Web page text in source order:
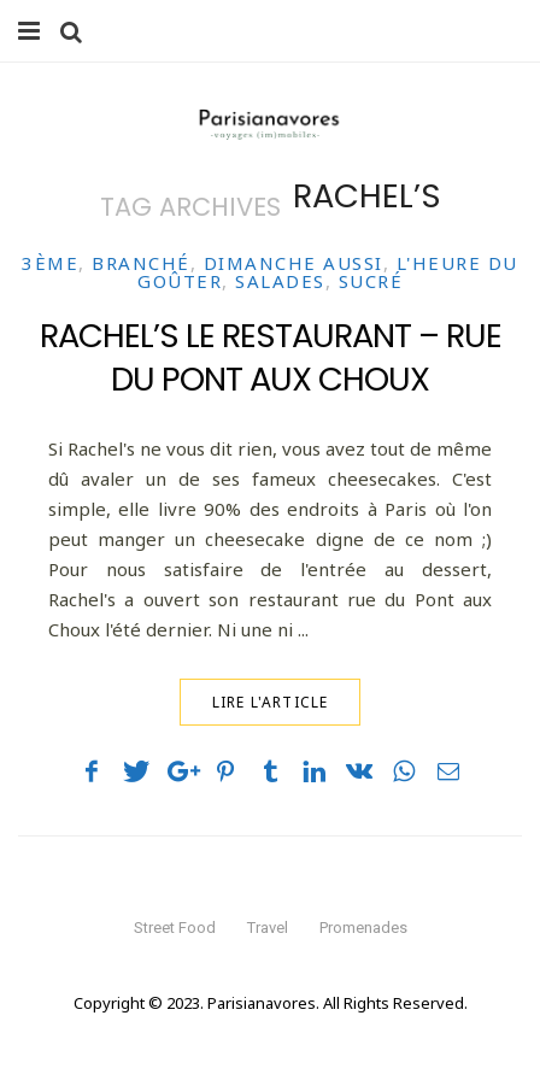
FAMILLE
VOYAGES
WEEK-ENDS
LIFESTYLE
0 ITEMS -0,00 €
TAG ARCHIVES RACHEL’S
3ÈME, BRANCHÉ , DIMANCHE AUSSI, L'HEURE DU
GOÛTER, SALADES , SUCRÉ
RACHEL’S LE RESTAURANT – RUE
DU PONT AUX CHOUX
Si Rachel's ne vous dit rien, vous avez tout de même
dû avaler un de ses fameux cheesecakes. C'est
simple, elle livre 90% des endroits à Paris où l'on
peut manger un cheesecake digne de ce nom ;)
Pour nous satisfaire de l'entrée au dessert,
Rachel's a ouvert son restaurant rue du Pont aux
Choux l'été dernier. Ni une ni ...
LIRE L'ARTICLE
Street Food Travel Promenades
Copyright © 2023. Parisianavores. All Rights Reserved.